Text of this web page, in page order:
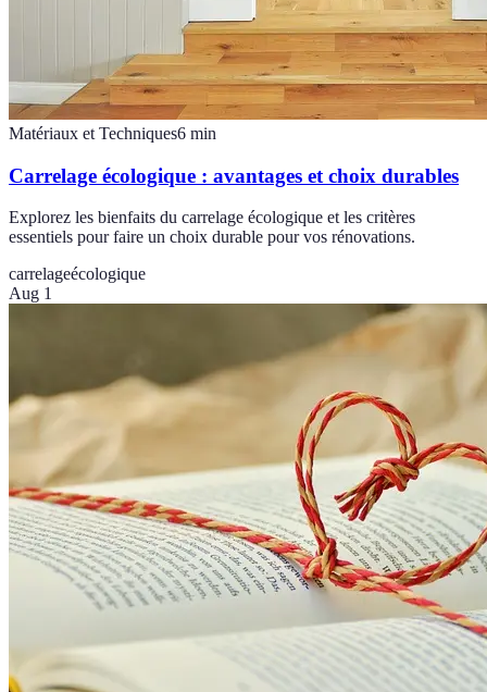
Matériaux et Techniques6 min
Carrelage écologique : avantages et choix durables
Explorez les bienfaits du carrelage écologique et les critères
essentiels pour faire un choix durable pour vos rénovations.
carrelageécologique
Aug 1